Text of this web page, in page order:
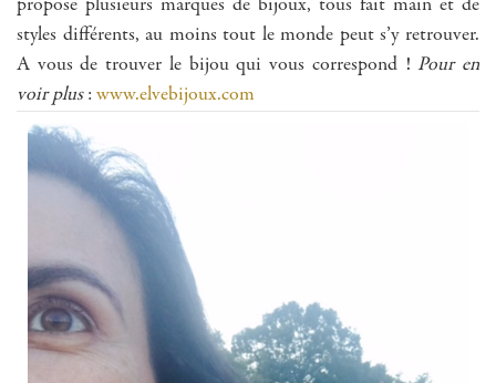
propose plusieurs marques de bijoux, tous fait main et de
styles différents, au moins tout le monde peut s’y retrouver.
A vous de trouver le bijou qui vous correspond ! Pour en
voir plus: www.elvebijoux.com